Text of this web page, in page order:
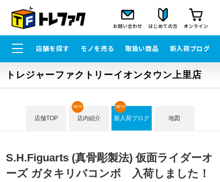
お問い合わせ はじめての方 オンライン
店舗を探す モノを売る 取扱い商品 新入荷ブログ
トレジャーファクトリーイオンタウン上里店
店舗TOP 店内紹介
NEW
新入荷ブログ
NEW
地図
S.H.Figuarts (真骨彫製法) 仮面ライダーオ
ーズ ガタキリバコンボ 入荷しました！